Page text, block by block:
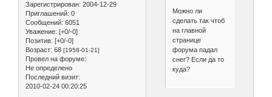
Зарегистрирован: 2004-12-29
Приглашений: 0
Сообщений: 6051
Уважение: [+0/-0]
Позитив: [+0/-0]
Возраст: 68 [1958-01-21]
Провел на форуме:
Не определено
Последний визит:
2010-02-24 00:20:25
Можно ли
сделать так чтоб
на главной
странице
форума падал
снег? Если да то
куда?